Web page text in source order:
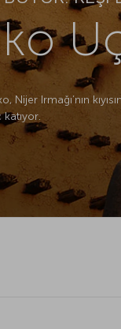
Nijer Irmağı’nın